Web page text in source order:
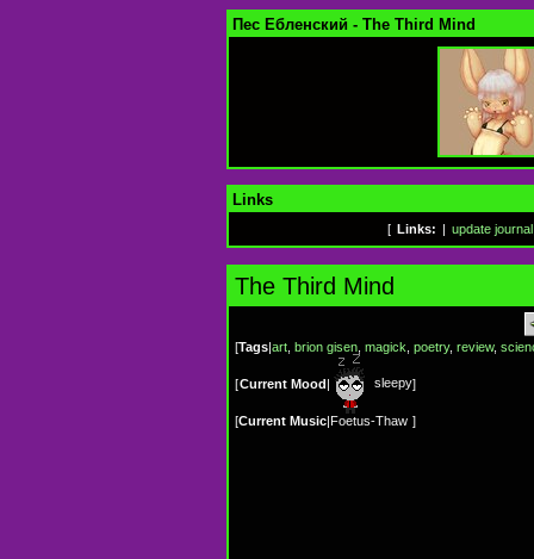
Пес Ебленский - The Third Mind
Links
[ Links: update journal
The Third Mind
[Tags|art brion gisen magick poetry, review,
[Current Mood| sleepy]
[Current Music|Foetus-Thaw ]